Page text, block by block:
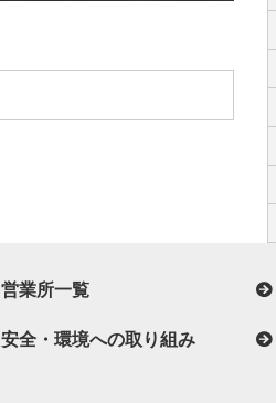
営業所一覧
安全・環境への取り組み